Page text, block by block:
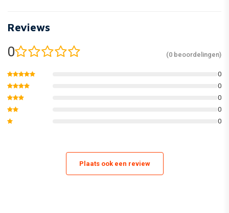
Reviews
0 (0 beoordelingen)
0
0
0
0
0
Plaats ook een review